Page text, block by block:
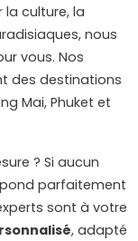
la culture, la
nous
vous. Nos
des destinations
Mai, Phuket et
? Si aucun
parfaitement
sont à votre
, adapté